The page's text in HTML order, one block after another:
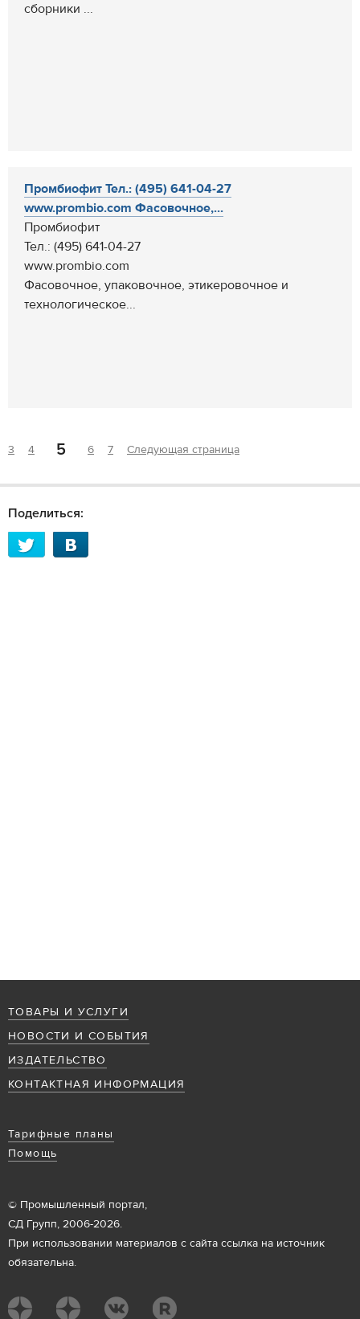
сборники ...
Промбиофит Тел.: (495) 641-04-27
www.prombio.com Фасовочное,...
Промбиофит
Тел.: (495) 641-04-27
www.prombio.com
Фасовочное, упаковочное, этикеровочное и
технологическое...
3 4 5 6 7 Следующая страница
Поделиться:
ТОВАРЫ И УСЛУГИ
НОВОСТИ И СОБЫТИЯ
ИЗДАТЕЛЬСТВО
КОНТАКТНАЯ ИНФОРМАЦИЯ
Тарифные планы
Помощь
© Промышленный портал,
СД Групп, 2006-2026.
При использовании материалов с сайта ссылка на источник
обязательна.